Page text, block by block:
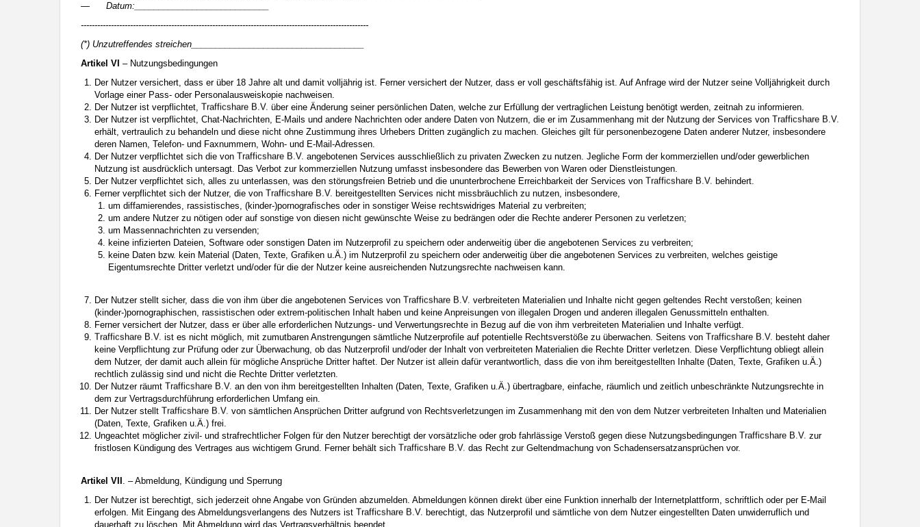
— Datum:____________________________
---------------------------------------------------------------------------------------------------------
(*) Unzutreffendes streichen____________________________________
Artikel VI – Nutzungsbedingungen
Der Nutzer versichert, dass er über 18 Jahre alt und damit volljährig ist. Ferner versichert der Nutzer, dass er voll geschäftsfähig ist. Auf Anfrage wird der Nutzer seine Volljährigkeit durch
Vorlage einer Pass- oder Personalausweiskopie nachweisen.
Der Nutzer ist verpflichtet,
über eine Änderung seiner persönlichen Daten, welche zur Erfüllung der vertraglichen Leistung benötigt werden, zeitnah zu informieren.
Der Nutzer ist verpflichtet, Chat-Nachrichten, E-Mails und andere Nachrichten oder andere Daten von Nutzern, die er im Zusammenhang mit der Nutzung der Services von
erhält, vertraulich zu behandeln und diese nicht ohne Zustimmung ihres Urhebers Dritten zugänglich zu machen. Gleiches gilt für personenbezogene Daten anderer Nutzer, insbesondere
deren Namen, Telefon- und Faxnummern, Wohn- und E-Mail-Adressen.
Der Nutzer verpflichtet sich die von
angebotenen Services ausschließlich zu privaten Zwecken zu nutzen. Jegliche Form der kommerziellen und/oder gewerblichen
Nutzung ist ausdrücklich untersagt. Das Verbot zur kommerziellen Nutzung umfasst insbesondere das Bewerben von Waren oder Dienstleistungen.
Der Nutzer verpflichtet sich, alles zu unterlassen, was den störungsfreien Betrieb und die ununterbrochene Erreichbarkeit der Services von
behindert.
Ferner verpflichtet sich der Nutzer, die von
bereitgestellten Services nicht missbräuchlich zu nutzen, insbesondere,
um diffamierendes, rassistisches, (kinder-)pornografisches oder in sonstiger Weise rechtswidriges Material zu verbreiten;
um andere Nutzer zu nötigen oder auf sonstige von diesen nicht gewünschte Weise zu bedrängen oder die Rechte anderer Personen zu verletzen;
um Massennachrichten zu versenden;
keine infizierten Dateien, Software oder sonstigen Daten im Nutzerprofil zu speichern oder anderweitig über die angebotenen Services zu verbreiten;
keine Daten bzw. kein Material (Daten, Texte, Grafiken u.Ä.) im Nutzerprofil zu speichern oder anderweitig über die angebotenen Services zu verbreiten, welches geistige
Eigentumsrechte Dritter verletzt und/oder für die der Nutzer keine ausreichenden Nutzungsrechte nachweisen kann.
Der Nutzer stellt sicher, dass die von ihm über die angebotenen Services von
verbreiteten Materialien und Inhalte nicht gegen geltendes Recht verstoßen; keinen
(kinder-)pornographischen, rassistischen oder extrem-politischen Inhalt haben und keine Anpreisungen von illegalen Drogen und anderen illegalen Genussmitteln enthalten.
Ferner versichert der Nutzer, dass er über alle erforderlichen Nutzungs- und Verwertungsrechte in Bezug auf die von ihm verbreiteten Materialien und Inhalte verfügt.
ist es nicht möglich, mit zumutbaren Anstrengungen sämtliche Nutzerprofile auf potentielle Rechtsverstöße zu überwachen. Seitens von
besteht daher
keine Verpflichtung zur Prüfung oder zur Überwachung, ob das Nutzerprofil und/oder der Inhalt von verbreiteten Materialien die Rechte Dritter verletzen. Diese Verpflichtung obliegt allein
dem Nutzer, der damit auch allein für mögliche Ansprüche Dritter haftet. Der Nutzer ist allein dafür verantwortlich, dass die von ihm bereitgestellten Inhalte (Daten, Texte, Grafiken u.Ä.)
rechtlich zulässig sind und nicht die Rechte Dritter verletzten.
Der Nutzer räumt
an den von ihm bereitgestellten Inhalten (Daten, Texte, Grafiken u.Ä.) übertragbare, einfache, räumlich und zeitlich unbeschränkte Nutzungsrechte in
dem zur Vertragsdurchführung erforderlichen Umfang ein.
Der Nutzer stellt
von sämtlichen Ansprüchen Dritter aufgrund von Rechtsverletzungen im Zusammenhang mit den von dem Nutzer verbreiteten Inhalten und Materialien
(Daten, Texte, Grafiken u.Ä.) frei.
Ungeachtet möglicher zivil- und strafrechtlicher Folgen für den Nutzer berechtigt der vorsätzliche oder grob fahrlässige Verstoß gegen diese Nutzungsbedingungen
zur
fristlosen Kündigung des Vertrages aus wichtigem Grund. Ferner behält sich
das Recht zur Geltendmachung von Schadensersatzansprüchen vor.
Artikel VII . – Abmeldung, Kündigung und Sperrung
Der Nutzer ist berechtigt, sich jederzeit ohne Angabe von Gründen abzumelden. Abmeldungen können direkt über eine Funktion innerhalb der Internetplattform, schriftlich oder per E-Mail
erfolgen. Mit Eingang des Abmeldungsverlangens des Nutzers ist
berechtigt, das Nutzerprofil und sämtliche von dem Nutzer eingestellten Daten unwiderruflich und
dauerhaft zu löschen. Mit Abmeldung wird das Vertragsverhältnis beendet.